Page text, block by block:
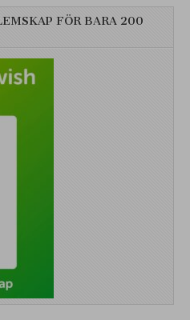
FÖR BARA 200